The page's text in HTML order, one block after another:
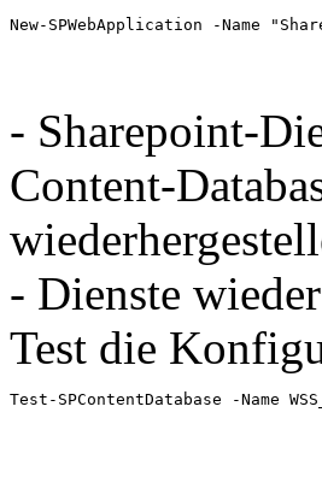
New-SPWebApplication -Name
- Sharepoint-
Content-
- Dienste
Test die
Test-SPContentDatabase -Name